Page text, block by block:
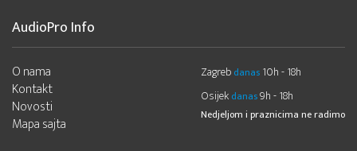
AudioPro Info
O nama
Kontakt
Novosti
Mapa sajta
Zagreb danas 10h - 18h
Osijek danas9h - 18h
Nedjeljom i praznicima ne radimo